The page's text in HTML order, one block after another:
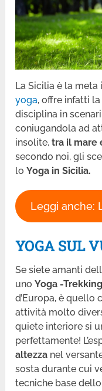
La Sicilia è la
yoga, offre infatti
disciplina in
coniugandola ad
insolite,tra il mare
secondo noi, gli
loYoga in Sicilia.
Leggi anche:
YOGA SUL
Se siete amanti
unoYoga -
d’Europa, è quello
attività molto
quiete interiore si
perfettamente!
altezza nel
sosta durante cui
tecniche base